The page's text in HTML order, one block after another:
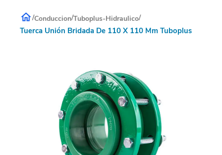
/Conduccion/Tuboplus-Hidraulico/
Tuerca Unión Bridada De 110 X 110 Mm Tuboplus